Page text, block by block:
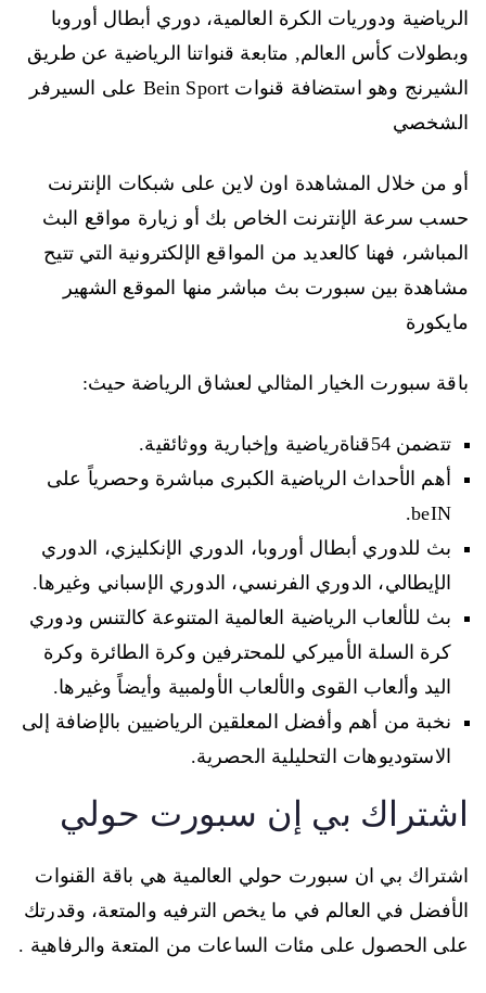
الرياضية ودوريات الكرة العالمية، دوري أبطال أوروبا
وبطولات كأس العالم, متابعة قنواتنا الرياضية عن طريق
الشيرنج وهو استضافة قنوات Bein Sport على السيرفر
الشخصي
أو من خلال المشاهدة اون لاين على شبكات الإنترنت
حسب سرعة الإنترنت الخاص بك أو زيارة مواقع البث
المباشر، فهنا كالعديد من المواقع الإلكترونية التي تتيح
مشاهدة بين سبورت بث مباشر منها الموقع الشهير
مايكورة
باقة سبورت الخيار المثالي لعشاق الرياضة حيث:
تتضمن 54قناةرياضية وإخبارية ووثائقية.
أهم الأحداث الرياضية الكبرى مباشرة وحصرياً على
beIN.
بث للدوري أبطال أوروبا، الدوري الإنكليزي، الدوري
الإيطالي، الدوري الفرنسي، الدوري الإسباني وغيرها.
بث للألعاب الرياضية العالمية المتنوعة كالتنس ودوري
كرة السلة الأميركي للمحترفين وكرة الطائرة وكرة
اليد وألعاب القوى والألعاب الأولمبية وأيضاً وغيرها.
نخبة من أهم وأفضل المعلقين الرياضيين بالإضافة إلى
الاستوديوهات التحليلية الحصرية.
اشتراك بي إن سبورت حولي
اشتراك بي ان سبورت حولي العالمية هي باقة القنوات
الأفضل في العالم في ما يخص الترفيه والمتعة، وقدرتك
على الحصول على مئات الساعات من المتعة والرفاهية .